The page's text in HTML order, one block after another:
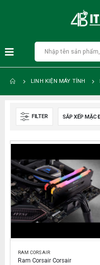
LINH KIỆN MÁY TÍNH
FILTER
RAM CORSAIR
Ram Corsair Corsair